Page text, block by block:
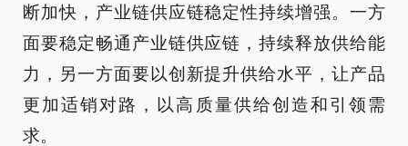
断加快，产业链供应链稳定性持续增强。一方
面要稳定畅通产业链供应链，持续释放供给能
力，另一方面要以创新提升供给水平，让产品
更加适销对路，以高质量供给创造和引领需
求。